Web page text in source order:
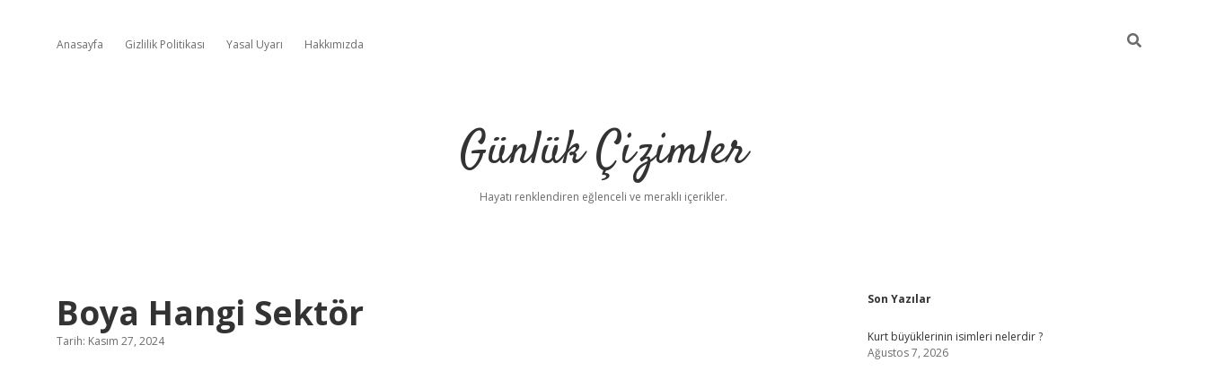
Anasayfa Gizlilik Politikası Yasal Uyarı Hakkımızda
Günlük Çizimler
Hayatı renklendiren eğlenceli ve meraklı içerikler.
Boya Hangi Sektör
Tarih: Kasım 27, 2024
Sidebar
Son Yazılar
Kurt büyüklerinin isimleri nelerdir ?
Ağustos 7, 2026
elexbet yeni giriş